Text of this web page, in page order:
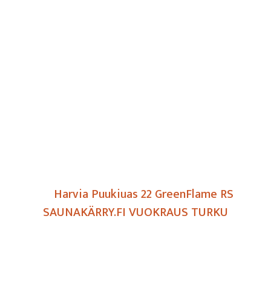
Harvia Puukiuas 22 GreenFlame RS
SAUNAKÄRRY.FI VUOKRAUS TURKU